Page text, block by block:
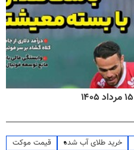
خرید طلای آب شده
قیمت موکت